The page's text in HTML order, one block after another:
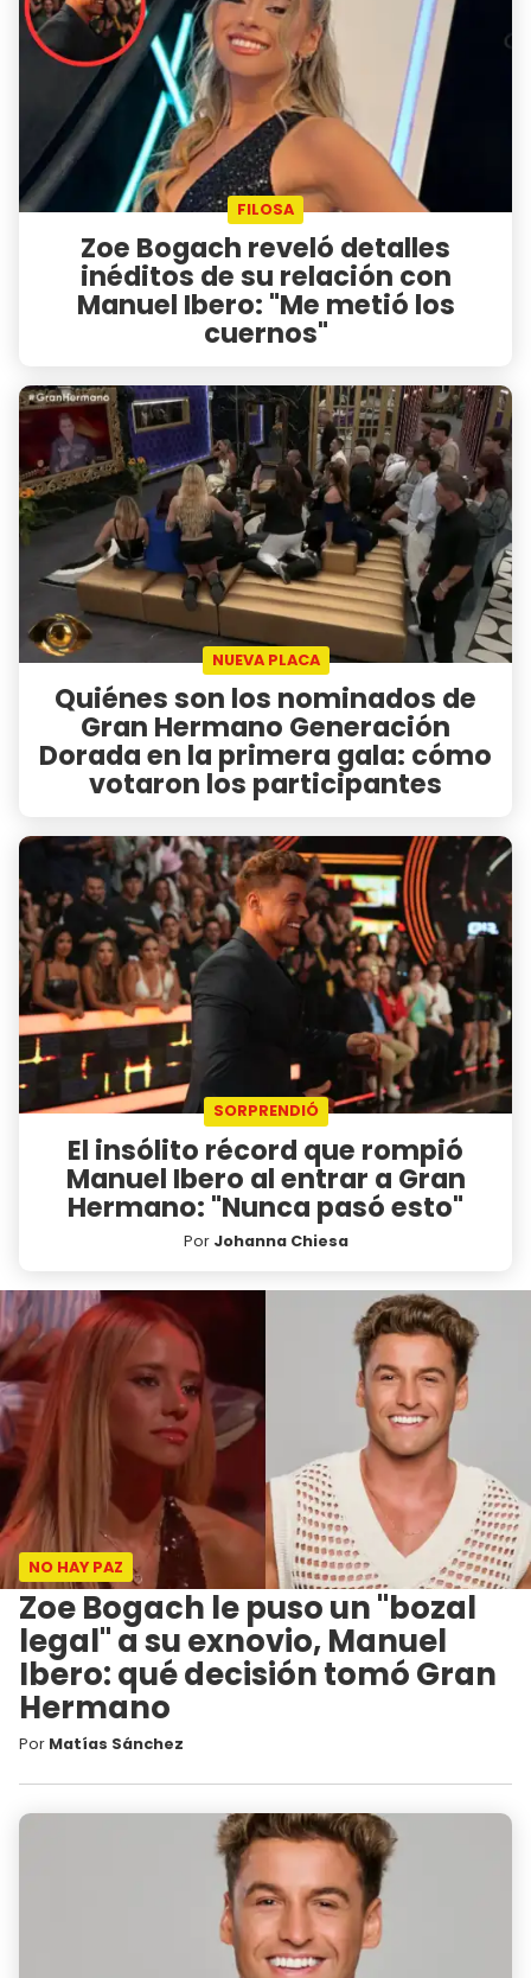
FILOSA
Zoe Bogach reveló detalles
inéditos de su relación con
Manuel Ibero: "Me metió los
cuernos"
NUEVA PLACA
Quiénes son los nominados de
Gran Hermano Generación
Dorada en la primera gala: cómo
votaron los participantes
SORPRENDIÓ
El insólito récord que rompió
Manuel Ibero al entrar a Gran
Hermano: "Nunca pasó esto"
Por Johanna Chiesa
NO HAY PAZ
Zoe Bogach le puso un "bozal
legal" a su exnovio, Manuel
Ibero: qué decisión tomó Gran
Hermano
Por Matías Sánchez